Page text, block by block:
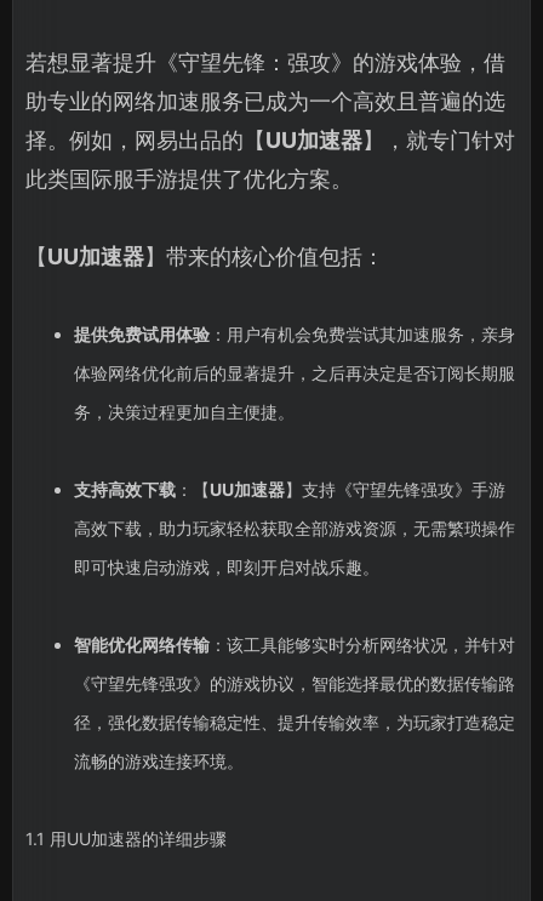
若想显著提升《守望先锋：强攻》的游戏体验，借
助专业的网络加速服务已成为一个高效且普遍的选
择。例如，网易出品的【UU加速器】，就专门针对
此类国际服手游提供了优化方案。
【UU加速器】带来的核心价值包括：
提供免费试用体验：用户有机会免费尝试其加速服务，亲身
体验网络优化前后的显著提升，之后再决定是否订阅长期服
务，决策过程更加自主便捷。
支持高效下载：【UU加速器】支持《守望先锋强攻》手游
高效下载，助力玩家轻松获取全部游戏资源，无需繁琐操作
即可快速启动游戏，即刻开启对战乐趣。
智能优化网络传输：该工具能够实时分析网络状况，并针对
《守望先锋强攻》的游戏协议，智能选择最优的数据传输路
径，强化数据传输稳定性、提升传输效率，为玩家打造稳定
流畅的游戏连接环境。
1.1 用UU加速器的详细步骤